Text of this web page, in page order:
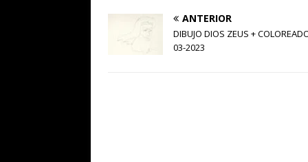
ANTERIOR
DIBUJO DIOS ZEUS +
03-2023